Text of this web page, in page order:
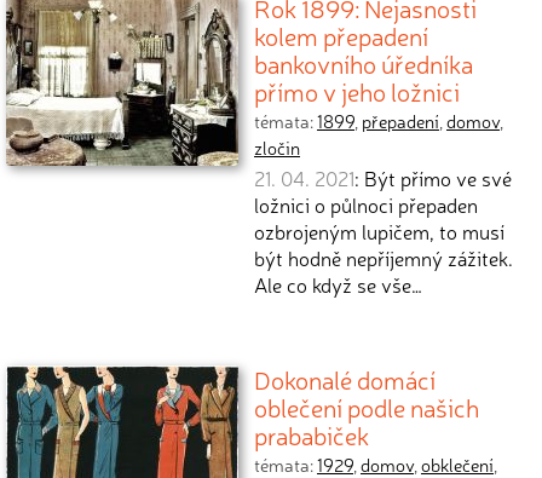
Rok 1899: Nejasnosti
kolem přepadení
bankovního úředníka
přímo v jeho ložnici
témata:1899, přepadení,domov,
zločin
21. 04. 2021: Být přímo ve své
ložnici o půlnoci přepaden
ozbrojeným lupičem, to musí
být hodně nepříjemný zážitek.
Ale co když se vše…
Dokonalé domácí
oblečení podle našich
prababiček
témata:1929,domov,obklečení,